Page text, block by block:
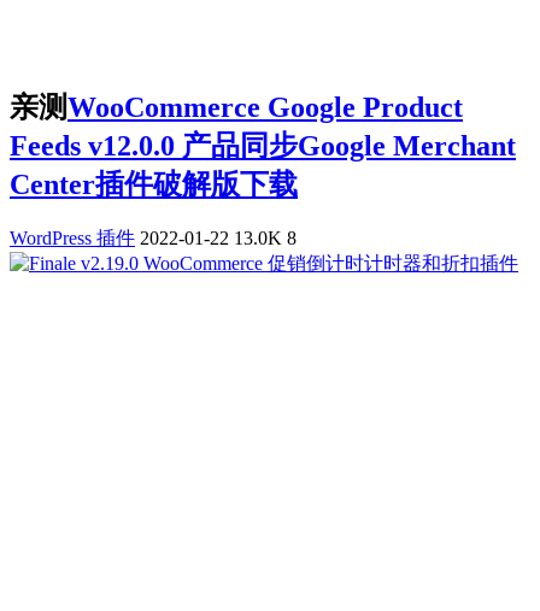
亲测WooCommerce Google Product
Feeds v12.0.0 产品同步Google Merchant
Center插件破解版下载
WordPress 插件 2022-01-22 13.0K 8